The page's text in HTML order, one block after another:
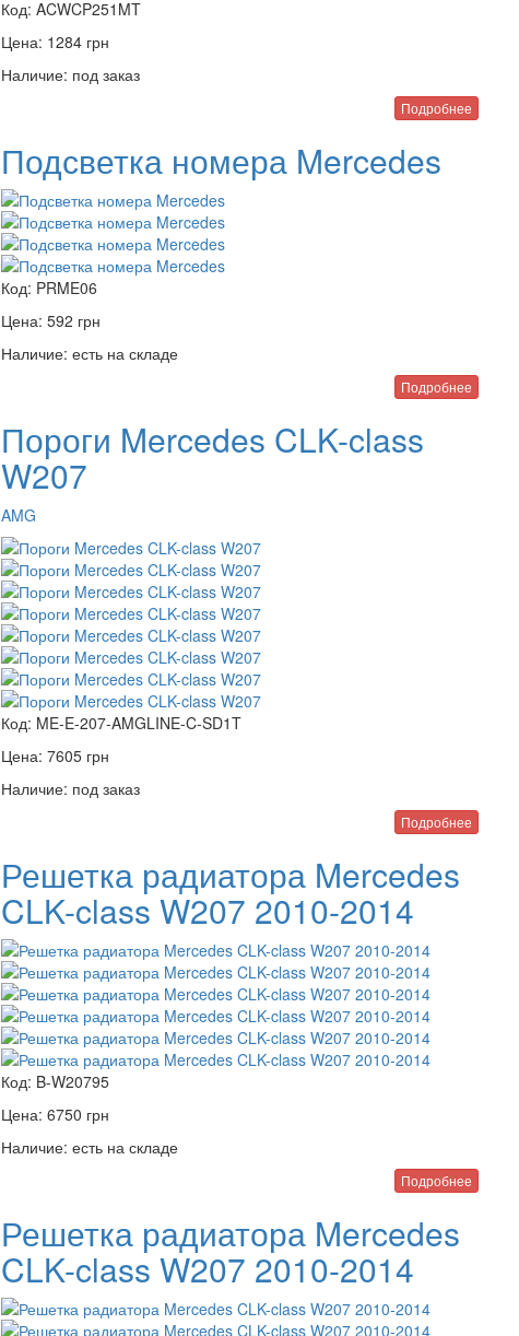
Код: ACWCP251MT
Цена: 1284 грн
Наличие: под заказ
Подробнее
Подсветка номера Mercedes
Код: PRME06
Цена: 592 грн
Наличие: есть на складе
Подробнее
Пороги Mercedes CLK-class
W207
AMG
Код: ME-E-207-AMGLINE-C-SD1T
Цена: 7605 грн
Наличие: под заказ
Подробнее
Решетка радиатора Mercedes
CLK-class W207 2010-2014
Код: B-W20795
Цена: 6750 грн
Наличие: есть на складе
Подробнее
Решетка радиатора Mercedes
CLK-class W207 2010-2014